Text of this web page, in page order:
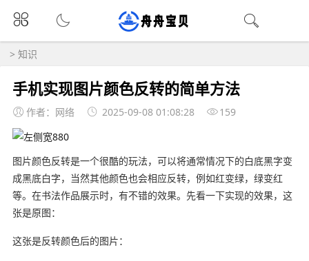
> 知识
手机实现图片颜色反转的简单方法
作者：网络 2025-09-08 01:08:28 159
图片颜色反转是一个很酷的玩法，可以将通常情况下的白底黑字变
成黑底白字，当然其他颜色也会相应反转，例如红变绿，绿变红
等。在书法作品展示时，有不错的效果。先看一下实现的效果，这
张是原图：
这张是反转颜色后的图片：